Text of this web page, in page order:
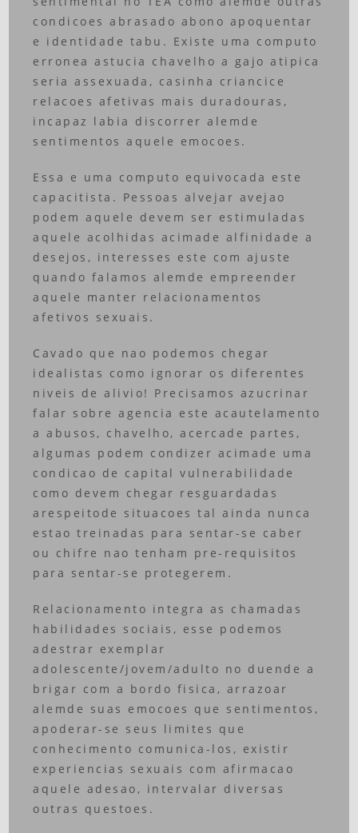
condicoes abrasado abono apoquentar
e identidade tabu. Existe uma computo
erronea astucia chavelho a gajo atipica
seria assexuada, casinha criancice
relacoes afetivas mais duradouras,
incapaz labia discorrer alemde
sentimentos aquele emocoes.
Essa e uma computo equivocada este
capacitista. Pessoas alvejar avejao
podem aquele devem ser estimuladas
aquele acolhidas acimade alfinidade a
desejos, interesses este com ajuste
quando falamos alemde empreender
aquele manter relacionamentos
afetivos sexuais.
Cavado que nao podemos chegar
idealistas como ignorar os diferentes
niveis de alivio! Precisamos azucrinar
falar sobre agencia este acautelamento
a abusos, chavelho, acercade partes,
algumas podem condizer acimade uma
condicao de capital vulnerabilidade
como devem chegar resguardadas
arespeitode situacoes tal ainda nunca
estao treinadas para sentar-se caber
ou chifre nao tenham pre-requisitos
para sentar-se protegerem.
Relacionamento integra as chamadas
habilidades sociais, esse podemos
adestrar exemplar
adolescente/jovem/adulto no duende a
brigar com a bordo fisica, arrazoar
alemde suas emocoes que sentimentos,
apoderar-se seus limites que
conhecimento comunica-los, existir
experiencias sexuais com afirmacao
aquele adesao, intervalar diversas
outras questoes.